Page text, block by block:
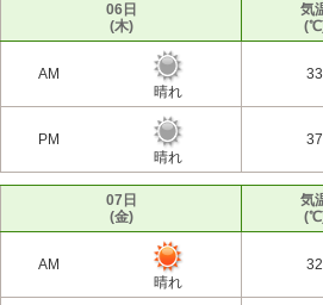
06日
(木)
気
AM
晴れ
33
PM
晴れ
37
07日
(金)
気
AM
晴れ
32